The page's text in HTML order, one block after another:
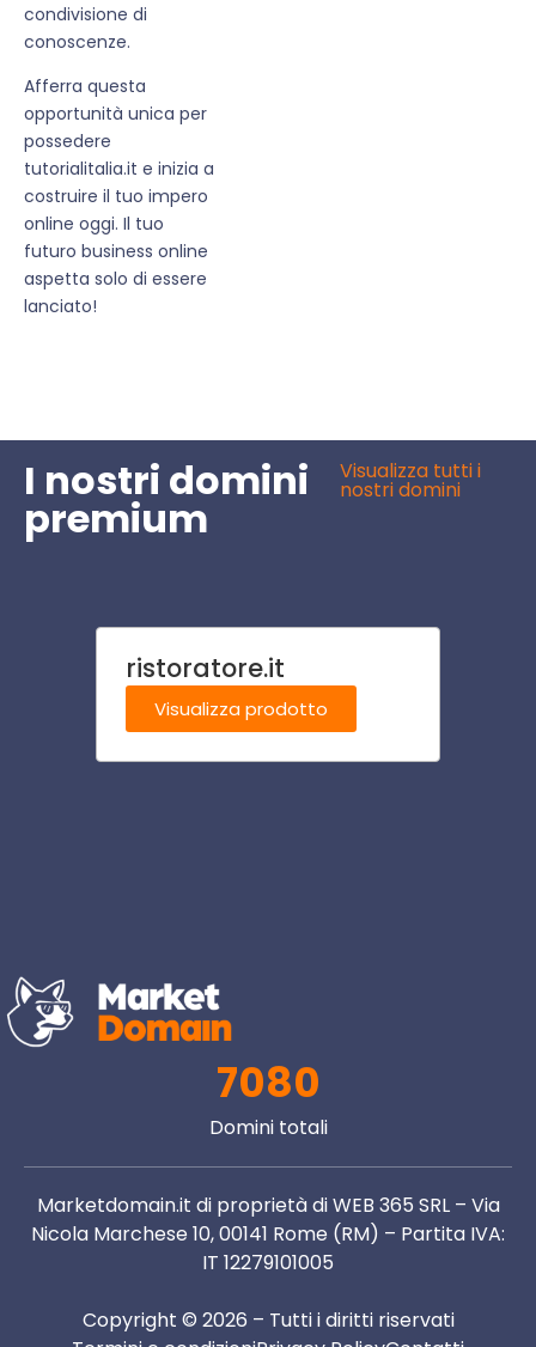
condivisione di
conoscenze.
Afferra questa
opportunità unica per
possedere
tutorialitalia.it e inizia a
costruire il tuo impero
online oggi. Il tuo
futuro business online
aspetta solo di essere
lanciato!
I nostri domini
premium
Visualizza tutti i
nostri domini
ristoratore.it
Visualizza prodotto
7080
Domini totali
Marketdomain.it di proprietà di WEB 365 SRL – Via
Nicola Marchese 10, 00141 Rome (RM) – Partita IVA:
IT 12279101005
Copyright © 2026 – Tutti i diritti riservati